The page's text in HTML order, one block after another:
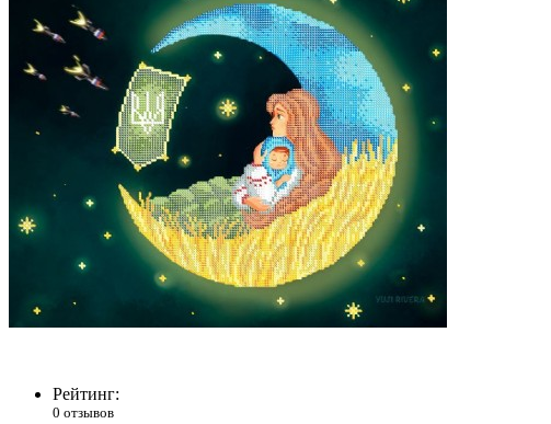
Рейтинг:
0 отзывов